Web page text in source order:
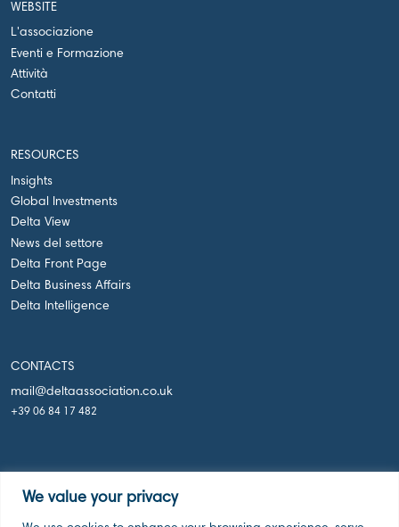
We value your privacy
WEBSITE
L'associazione
Eventi e Formazione
Attività
Contatti
RESOURCES
Insights
Global Investments
Delta View
News del settore
Delta Front Page
Delta Business Affairs
Delta Intelligence
CONTACTS
mail@deltaassociation.co.uk
+39 06 84 17 482